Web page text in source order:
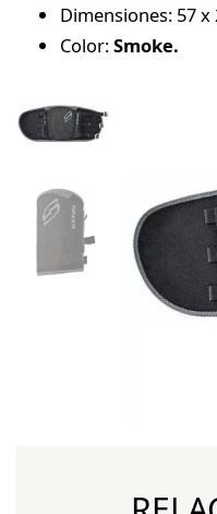
Dimensiones: 57 x
Color:Smoke.